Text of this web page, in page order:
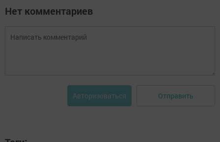
Нет комментариев
Авторизоваться Отправить